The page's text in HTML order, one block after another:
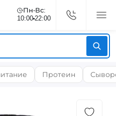
Пн-Вс:
10:00 22:00
Протеин